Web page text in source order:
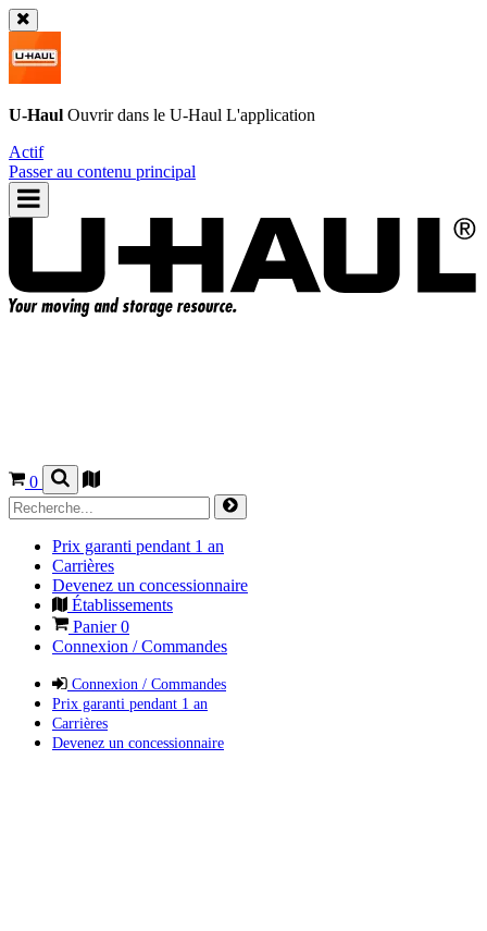
U-Haul Ouvrir dans le U-Haul L'application
Actif
Passer au contenu principal
0
Prix garanti pendant 1 an
Carrières
Devenez un concessionnaire
Établissements
Panier0
Connexion / Commandes
Connexion / Commandes
Prix garanti pendant 1 an
Carrières
Devenez un concessionnaire